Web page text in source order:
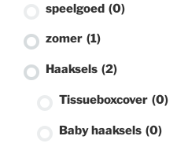
speelgoed (0)
zomer (1)
Haaksels (2)
Tissueboxcover (0)
Baby haaksels (0)